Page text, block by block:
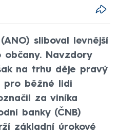
sliboval levnější
Navzdory
na trhu děje pravý
pro běžné lidi
za viníka
banky (ČNB)
základní úrokové